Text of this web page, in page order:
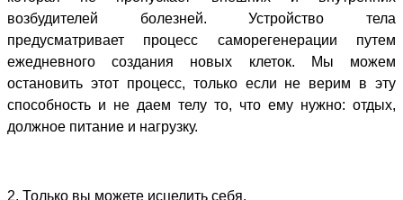
возбудителей болезней. Устройство тела
предусматривает процесс саморегенерации путем
ежедневного создания новых клеток. Мы можем
остановить этот процесс, только если не верим в эту
способность и не даем телу то, что ему нужно: отдых,
должное питание и нагрузку.
2. Только вы можете исцелить себя.